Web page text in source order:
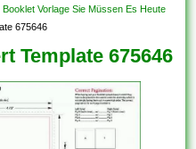
Vorlage Sie Müssen Es Heute
675646
Template 675646